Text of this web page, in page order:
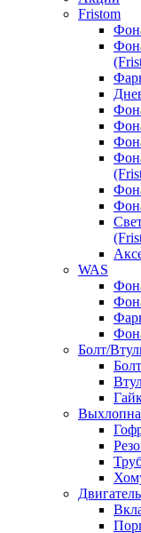
Fristom
WAS
Болт/
Болт
Двигатель